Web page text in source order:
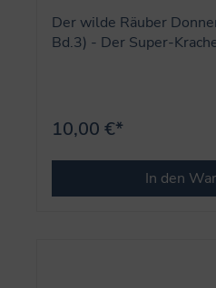
Der wilde Räuber
Bd.3) - Der Super-
10,00 €*
In den